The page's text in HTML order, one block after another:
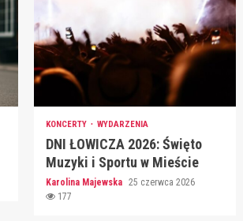
KONCERTY WYDARZENIA
DNI ŁOWICZA 2026: Święto
Muzyki i Sportu w Mieście
Karolina Majewska 25 czerwca 2026
177